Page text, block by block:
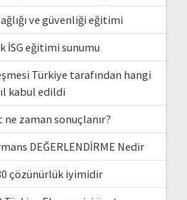
ve güvenliği eğitimi
İSG eğitimi sunumu
Türkiye tarafından hangi
kabul edildi
ne zaman sonuçlanır?
DEĞERLENDİRME Nedir
çözünürlük iyimidir